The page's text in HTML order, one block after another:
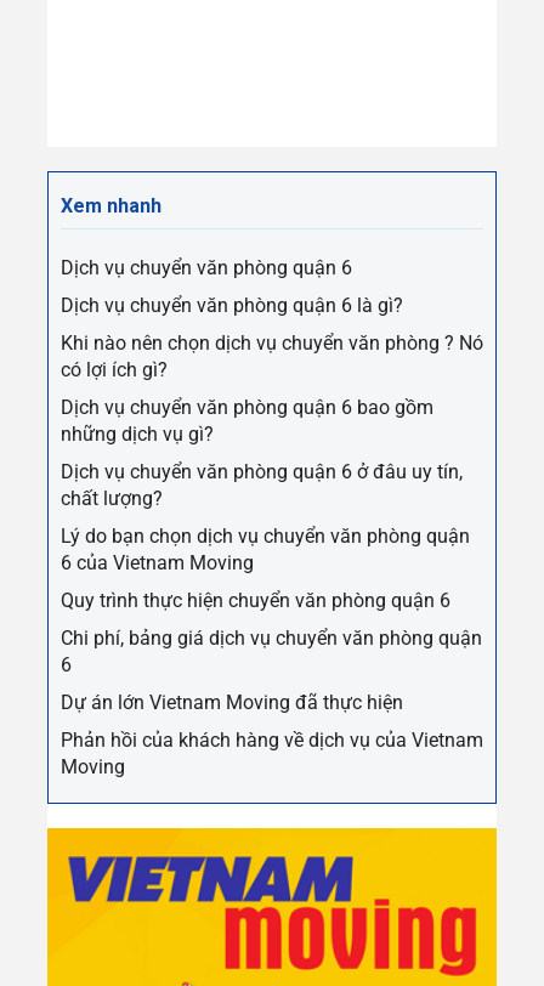
Xem nhanh
Dịch vụ chuyển văn phòng quận 6
Dịch vụ chuyển văn phòng quận 6 là gì?
Khi nào nên chọn dịch vụ chuyển văn phòng ? Nó
có lợi ích gì?
Dịch vụ chuyển văn phòng quận 6 bao gồm
những dịch vụ gì?
Dịch vụ chuyển văn phòng quận 6 ở đâu uy tín,
chất lượng?
Lý do bạn chọn dịch vụ chuyển văn phòng quận
6 của Vietnam Moving
Quy trình thực hiện chuyển văn phòng quận 6
Chi phí, bảng giá dịch vụ chuyển văn phòng quận
6
Dự án lớn Vietnam Moving đã thực hiện
Phản hồi của khách hàng về dịch vụ của Vietnam
Moving